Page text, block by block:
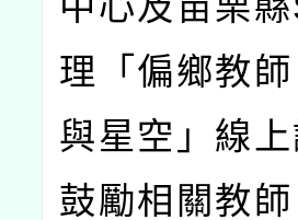
理「偏鄉教
與星空」線
鼓勵相關教